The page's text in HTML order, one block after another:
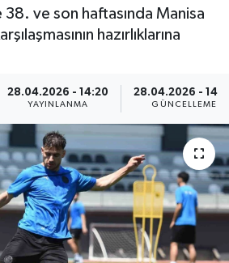
ve son haftasında Manisa
hazırlıklarına
28.04.2026 - 14:20
YAYINLANMA
28.04.2026 -
GÜNCELLEME